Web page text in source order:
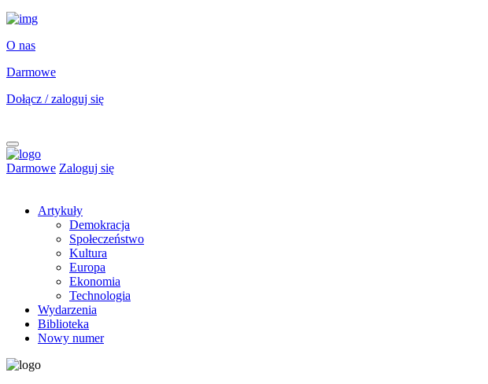
O nas
Darmowe
Dołącz / zaloguj się
Darmowe Zaloguj się
Artykuły
Demokracja
Społeczeństwo
Kultura
Europa
Ekonomia
Technologia
Wydarzenia
Biblioteka
Nowy numer